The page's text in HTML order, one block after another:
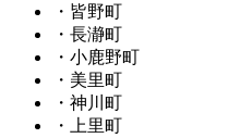
・皆野町
・長瀞町
・小鹿野町
・美里町
・神川町
・上里町